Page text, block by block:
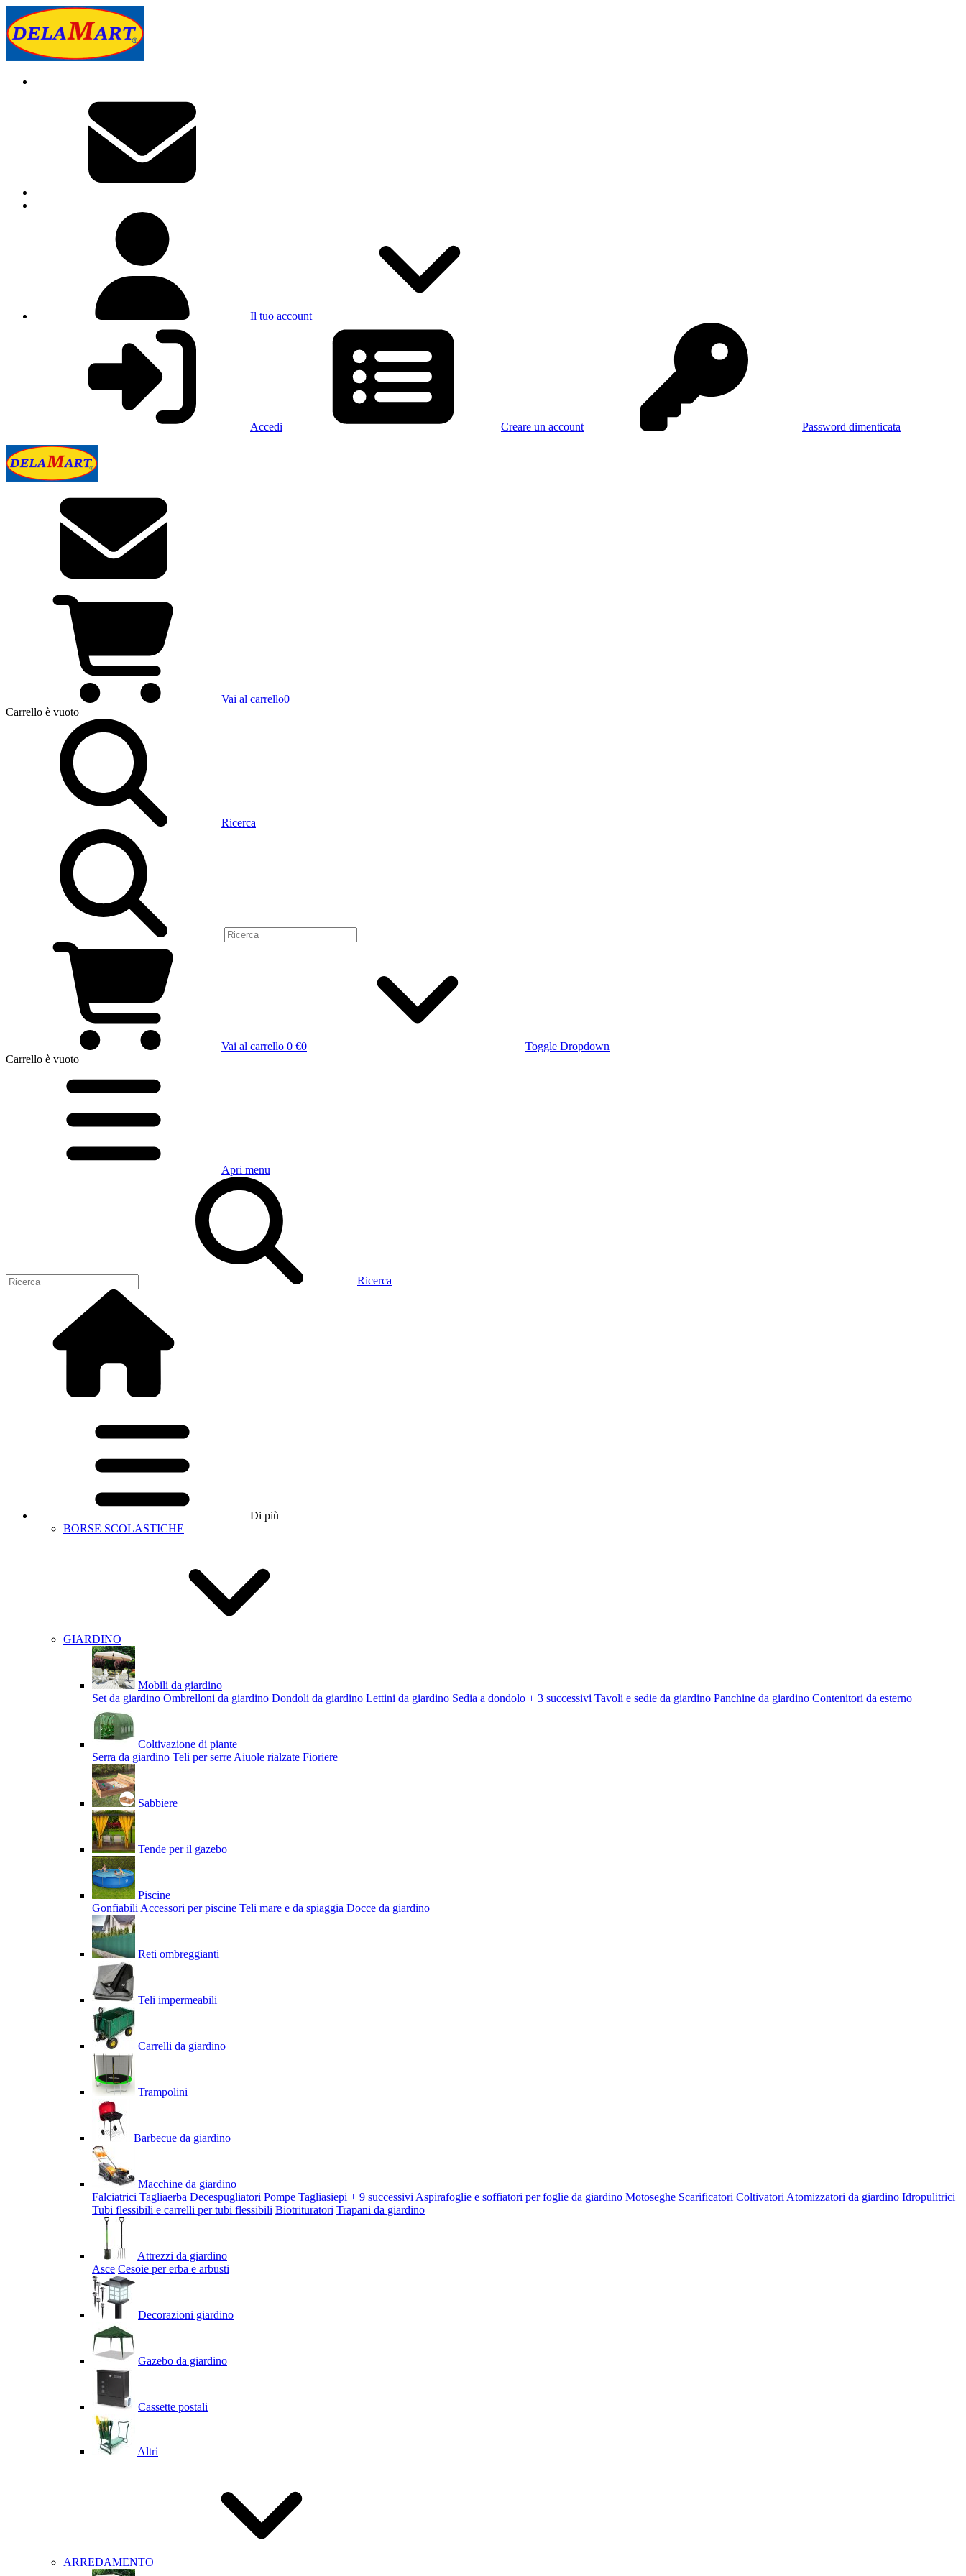
Il tuo account
Accedi Creare un account Password dimenticata
Vai al carrello0
Carrello è vuoto
Ricerca
Vai al carrello 0 €0
Toggle Dropdown
Carrello è vuoto
Apri menu
Ricerca
Di più
BORSE SCOLASTICHE
GIARDINO
Mobili da giardino
Set da giardino Ombrelloni da giardino Dondoli da giardino Lettini da giardino Sedia a dondolo + 3 successivi Tavoli e sedie da giardino Panchine da giardino Contenitori da esterno
Coltivazione di piante
Serra da giardino Teli per serre Aiuole rialzate Fioriere
Sabbiere
Tende per il gazebo
Piscine
Gonfiabili Accessori per piscine Teli mare e da spiaggia Docce da giardino
Reti ombreggianti
Teli impermeabili
Carrelli da giardino
Trampolini
Barbecue da giardino
Macchine da giardino
Falciatrici Tagliaerba Decespugliatori Pompe Tagliasiepi + 9 successivi Aspirafoglie e soffiatori per foglie da giardino Motoseghe Scarificatori Coltivatori Atomizzatori da giardino Idropulitrici
Tubi flessibili e carrelli per tubi flessibili Biotrituratori Trapani da giardino
Attrezzi da giardino
Asce Cesoie per erba e arbusti
Decorazioni giardino
Gazebo da giardino
Cassette postali
Altri
ARREDAMENTO